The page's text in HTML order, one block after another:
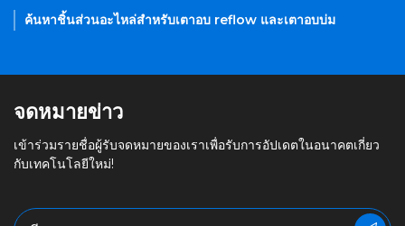
ค้นหาชิ้นส่วนอะไหล่สำหรับเตาอบ reflow และเตาอบบ่ม
จดหมายข่าว
เข้าร่วมรายชื่อผู้รับจดหมายของเราเพื่อรับการอัปเดตในอนาคตเกี่ยว
กับเทคโนโลยีใหม่!